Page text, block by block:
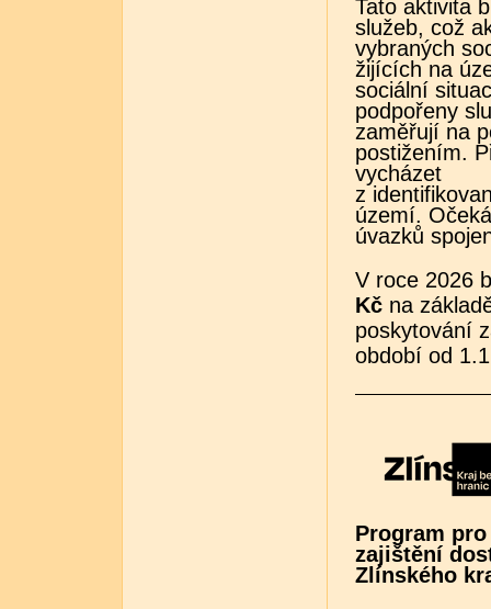
Tato aktivita
služeb, což
vybraných
žijících na
sociální
podpořeny
zaměřují na
postižením.
vycházet
z
území.
úvazků
V roce 2026
Kč na
poskytování
období od
Program
zajištění
Zlínského